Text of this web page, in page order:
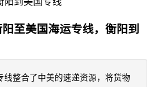
至美国海运专线，衡阳到
线整合了中美的速递资源，将货物